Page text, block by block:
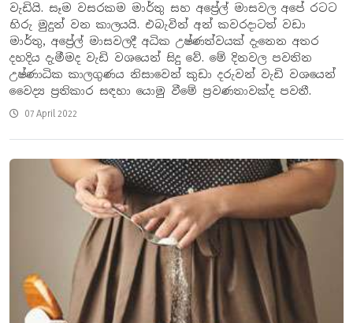
වැඩියි. සෑම වසරකම මාර්තු සහ අප්‍රේල් මාසවල අපේ රටට
හිරු මුදුන් වන කාලයයි. එබැවින් අන් කවරදාටත් වඩා
මාර්තු, අප්‍රේල් මාසවලදී අධික උෂ්ණත්වයක් දැනෙන අතර
දහදිය දැමීමද වැඩි වශයෙන් සිදු වේ. මේ දිනවල පවතින
උෂ්ණාධික කාලගුණය නිසාවෙන් කුඩා දරුවන් වැඩි වශයෙන්
වෛද්‍ය ප්‍රතිකාර සඳහා යොමු වීමේ ප්‍රවණතාවක්ද පවතී.
07 April 2022